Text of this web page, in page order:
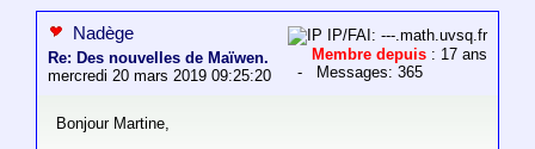
Nadège
Re: Des nouvelles de Maïwen.
mercredi 20 mars 2019 09:25:20
IP/FAI: ---.math.uvsq.fr
Membre depuis : 17 ans
- Messages: 365
Bonjour Martine,